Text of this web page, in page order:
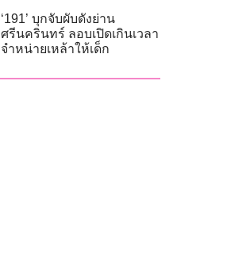
‘191’ บุกจับผับดังย่าน
ศรีนครินทร์ ลอบเปิดเกินเวลา
จำหน่ายเหล้าให้เด็ก